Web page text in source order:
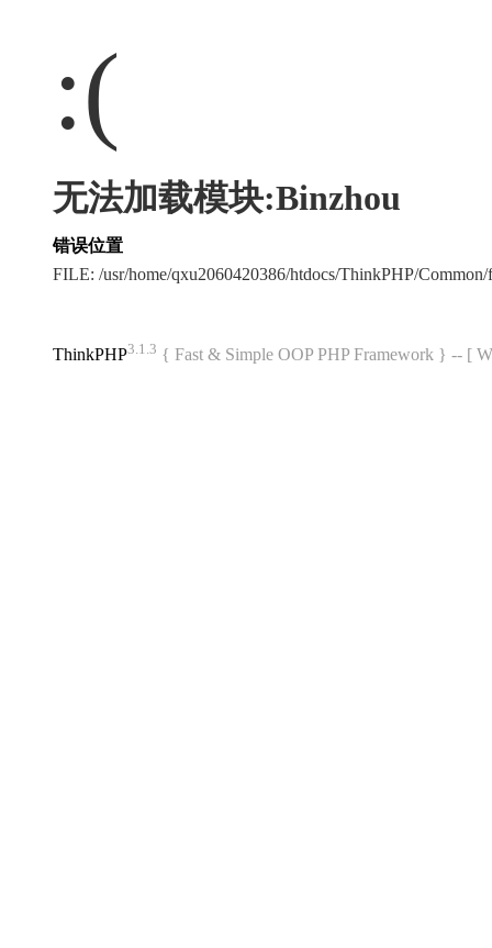
:(
无法加载模块:Binzhou
错误位置
FILE: /usr/home/qxu2060420386/htdocs/ThinkPHP/
ThinkPHP3.1.3 { Fast & Simple OOP PHP Framework } -- [